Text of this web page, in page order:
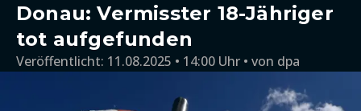
Donau: Vermisster 18-Jähriger
tot aufgefunden
Veröffentlicht: 11.08.2025 • 14:00 Uhr von dpa